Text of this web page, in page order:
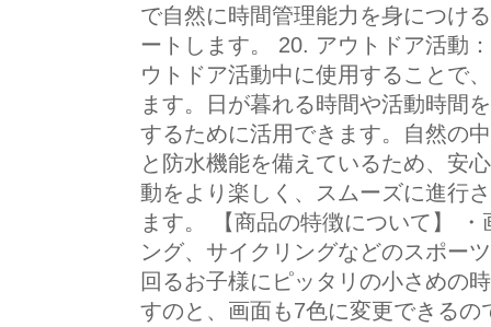
で自然に時間管理能力を身につけ
ートします。 20. アウトドア活動
ウトドア活動中に使用することで
ます。日が暮れる時間や活動時間
するために活用できます。自然の
と防水機能を備えているため、安
動をより楽しく、スムーズに進行
ます。 【商品の特徴について】
ング、サイクリングなどのスポー
回るお子様にピッタリの小さめの
すのと、画面も7色に変更できる